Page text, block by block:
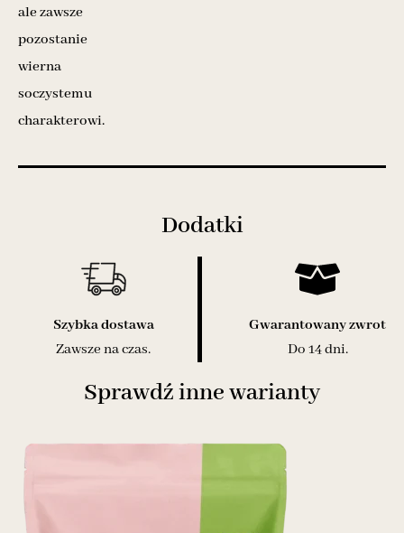
ale zawsze
pozostanie
wierna
soczystemu
charakterowi.
Dodatki
Szybka dostawa
Zawsze na czas.
Gwarantowany zwrot
Do 14 dni.
Sprawdź inne warianty